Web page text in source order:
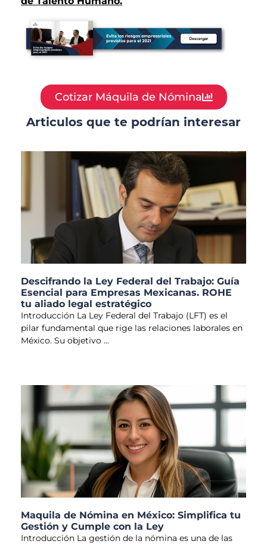
Cotizar Máquila de Nómina
Articulos que te podrían interesar
Descifrando la Ley Federal del Trabajo: Guía
Esencial para Empresas Mexicanas. ROHE
tu aliado legal estratégico
Introducción La Ley Federal del Trabajo (LFT) es el
pilar fundamental que rige las relaciones laborales en
México. Su objetivo
Maquila de Nómina en México: Simplifica tu
Gestión y Cumple con la Ley
Introducción La gestión de la nómina es una de las